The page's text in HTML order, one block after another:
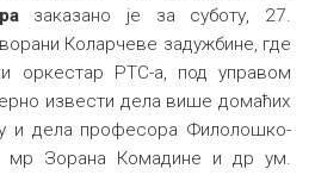
заказано је за суботу, 27.
Коларчеве задужбине, где
оркестар РТС-а, под управом
извести дела више домаћих
и дела професора Филолошко-
мр Зорана Комадине и др ум.